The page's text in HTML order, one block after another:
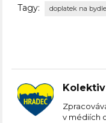
Tagy: doplatek na
v médiích